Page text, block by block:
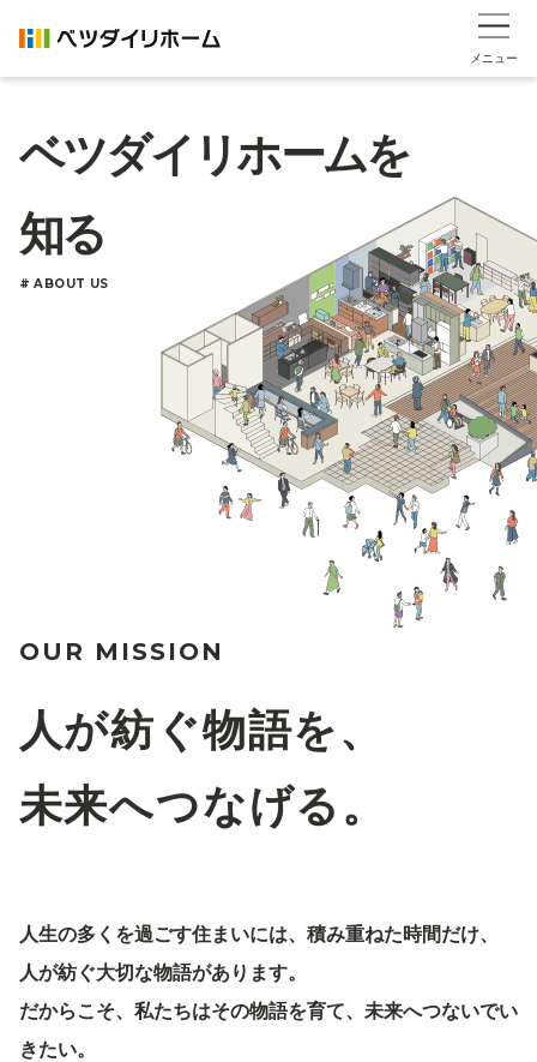
メニュー
ベツダイリホームを
知る
# ABOUT US
OUR MISSION
人が紡ぐ物語を、
未来へつなげる。
人生の多くを過ごす住まいには、積み重ねた時間だけ、
人が紡ぐ大切な物語があります。
だからこそ、私たちはその物語を育て、未来へつないでい
きたい。